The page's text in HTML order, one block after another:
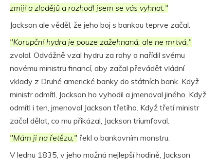
zmijí a zlodějů a rozhodl jsem se vás vyhnat."
Jackson ale věděl, že jeho boj s bankou teprve začal.
"Korupční hydra je pouze zažehnaná, ale ne mrtvá,"
zvolal. Odvážně vzal hydru za rohy a nařídil svému
novému ministru financí, aby začal převádět vládní
vklady z Druhé americké banky do státních bank. Když
ministr odmítl, Jackson ho vyhodil a jmenoval jiného. Když
odmítl i ten, jmenoval Jackson třetího. Když třetí ministr
začal dělat, co mu přikázal, Jackson triumfoval.
"Mám ji na řetězu," řekl o bankovním monstru.
V lednu 1835, v jeho možná nejlepší hodině, Jackson